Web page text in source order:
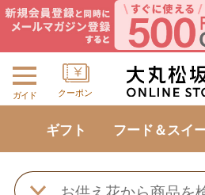
ガイド クーポン
ギフト フード＆スイ